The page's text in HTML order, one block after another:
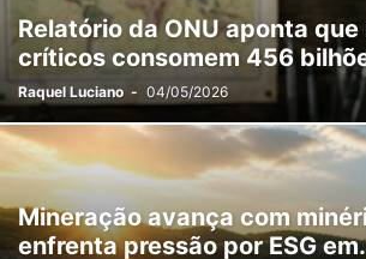
DIVERSIDADE ECONOMIA
EMPRESAS & NEGÓCIOS ENERGIA SOLAR
GARIMPO ILEGAL GERAL
INTERNACIONAL
JOÃO MONLEVADE
MÉDIO PIRACICABA MEIO AMBIENTE MINAS
MUDANÇAS CLIMÁTICAS NEGÓCIOS
Relatório da ONU aponta
críticos consomem 456
Raquel Luciano - 04/05/2026
Mineração avança com
enfrenta pressão por ESG